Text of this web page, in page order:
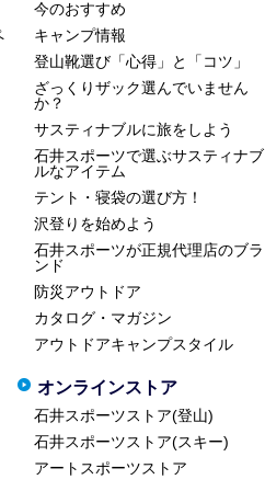
今のおすすめ
キャンプ情報
登山靴選び「心得」と「コツ」
ざっくりザック選んでいません
か？
サスティナブルに旅をしよう
石井スポーツで選ぶサスティナブ
ルなアイテム
テント・寝袋の選び方！
沢登りを始めよう
石井スポーツが正規代理店のブラ
ンド
防災アウトドア
カタログ・マガジン
アウトドアキャンプスタイル
オンラインストア
石井スポーツストア(登山)
石井スポーツストア(スキー)
アートスポーツストア